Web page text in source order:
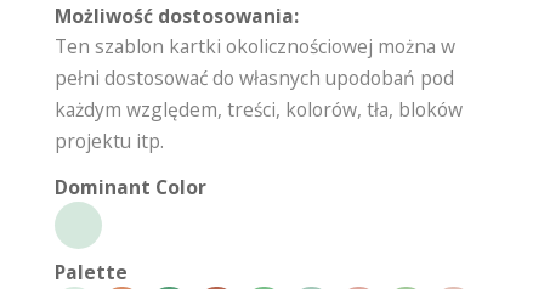
Możliwość dostosowania:
Ten szablon kartki okolicznościowej można w
pełni dostosować do własnych upodobań pod
każdym względem, treści, kolorów, tła, bloków
projektu itp.
Dominant Color
Palette